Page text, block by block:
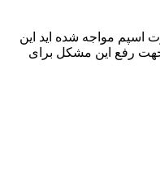
اسپم مواجه شده اید این
رفع این مشکل برای